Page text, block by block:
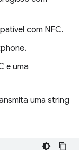
com NFC.
e uma
uma string